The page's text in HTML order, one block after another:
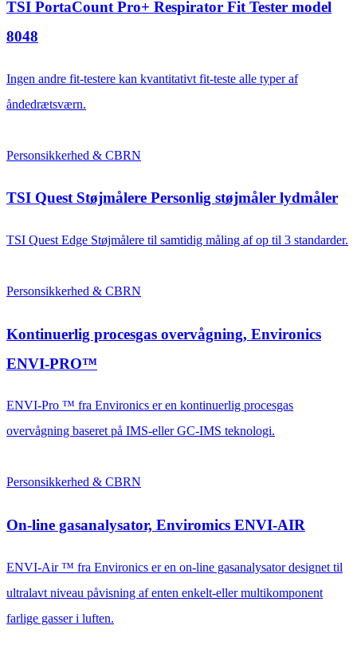
TSI PortaCount Pro+ Respirator Fit Tester model
8048
Ingen andre fit-testere kan kvantitativt fit-teste alle typer af
åndedrætsværn.
Personsikkerhed & CBRN
TSI Quest Støjmålere Personlig støjmåler lydmåler
TSI Quest Edge Støjmålere til samtidig måling af op til 3 standarder.
Personsikkerhed & CBRN
Kontinuerlig procesgas overvågning, Environics
ENVI-PRO™
ENVI-Pro ™ fra Environics er en kontinuerlig procesgas
overvågning baseret på IMS-eller GC-IMS teknologi.
Personsikkerhed & CBRN
On-line gasanalysator, Enviromics ENVI-AIR
ENVI-Air ™ fra Environics er en on-line gasanalysator designet til
ultralavt niveau påvisning af enten enkelt-eller multikomponent
farlige gasser i luften.